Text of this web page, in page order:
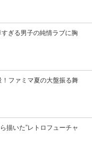
ぎる男子の純情ラブに胸
ファミマ夏の大盤振る舞
描いた”レトロフューチャ